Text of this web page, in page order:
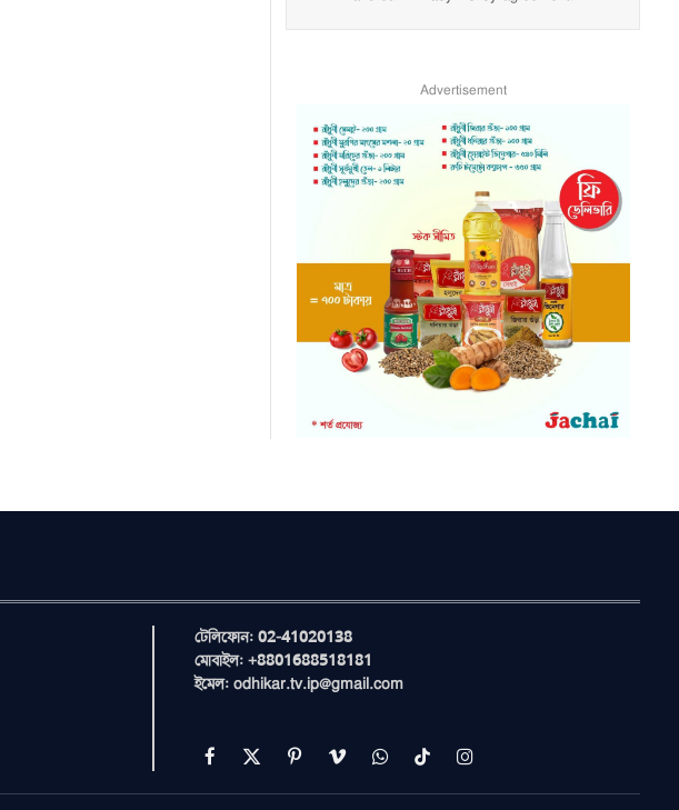
Advertisement
টেলিফোন: 02-41020138
মোবাইল: +8801688518181
ইমেল: odhikar.tv.ip@gmail.com
Facebook
X
(Twitter)
PinterestVimeoWhatsAppTikTokInstagram